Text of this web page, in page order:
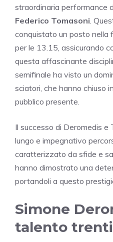
straordinaria performance
Federico Tomasoni .
conquistato un posto nella
per le 13.15, assicurando
questa affascinante
semifinale ha visto un
sciatori, che hanno chiuso
pubblico presente.
Il successo di Deromedis e
lungo e impegnativo
caratterizzato da sfide e
hanno dimostrato una
portandoli a questo
Simone
talento